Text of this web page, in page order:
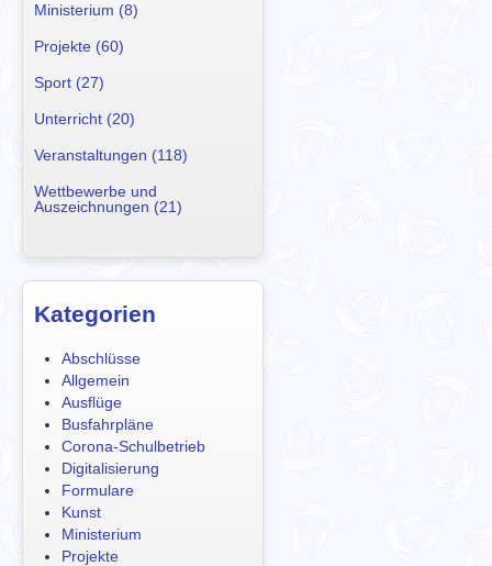
Ministerium (8)
Projekte (60)
Sport (27)
Unterricht (20)
Veranstaltungen (118)
Wettbewerbe und
Auszeichnungen (21)
Kategorien
Abschlüsse
Allgemein
Ausflüge
Busfahrpläne
Corona-Schulbetrieb
Digitalisierung
Formulare
Kunst
Ministerium
Projekte